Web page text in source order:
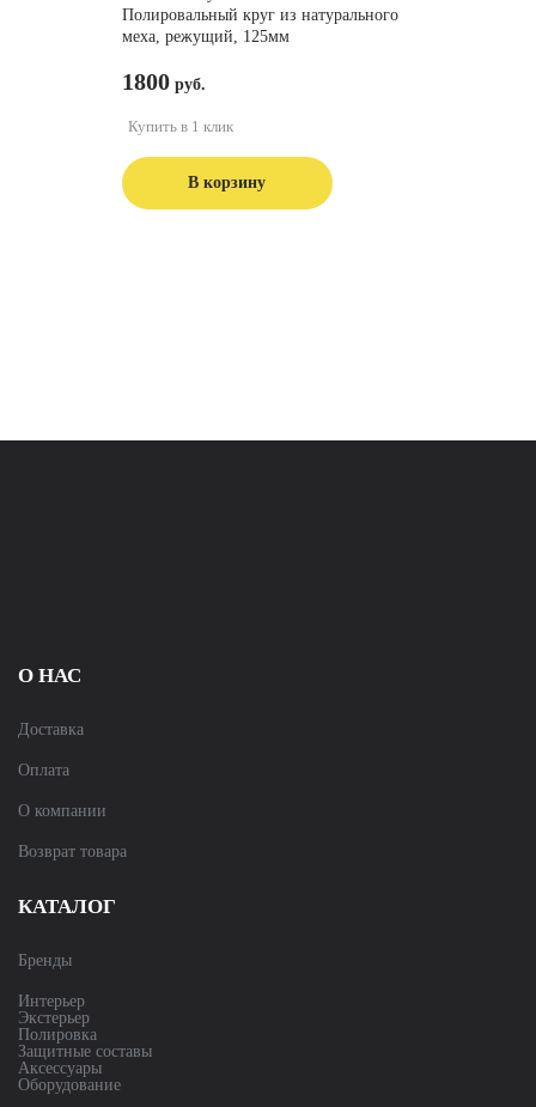
Полировальный круг из натурального
меха, режущий, 125мм
1800
В корзину
Купить в 1 клик
О НАС
Доставка
Оплата
О компании
Возврат товара
КАТАЛОГ
Бренды
Интерьер
Экстерьер
Полировка
Защитные составы
Аксессуары
Оборудование